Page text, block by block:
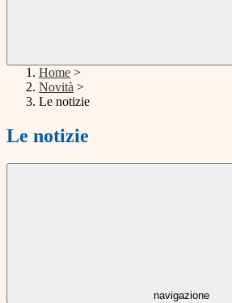
Home >
Novità >
Le notizie
Le notizie
navigazione